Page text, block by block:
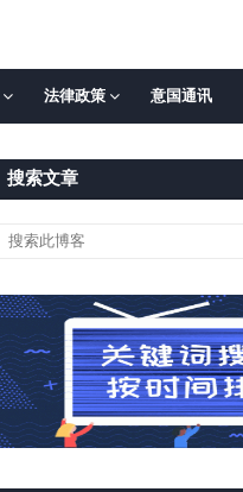
法律政策 意国通讯
搜索文章